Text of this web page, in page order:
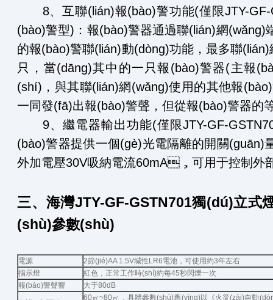
8、互聯(lián)報(bào)警功能(僅限JTY-GF-
(bào)警型)：報(bào)警器通過聯(lián)網(wǎng)
的報(bào)警聯(lián)動(dòng)功能，最多聯
只，當(dāng)其中的一只報(bào)警器(主報
(shí)，與其聯(lián)網(wǎng)使用的其他報
一同發(fā)出報(bào)警聲，但從報(bào)警器的
9、繼電器輸出功能(僅限JTY-GF-
(bào)警器提供一個(gè)光電隔離的開關(guān)
外加電壓30V吸納電流60mA，可用于控制外
三、海灣JTY-GF-GSTN701獨(dú)立
(shù)參數(shù)
電源
2節(jié)AA 1.5V堿性LR6電池，可使用約3年左右
指示燈
紅色，正常工作時(shí)約每45秒閃爍一次
報(bào)警聲響
大于80dB
60㎡~80㎡，具體參數(shù)應(yīng)以《火災(zāi)自動